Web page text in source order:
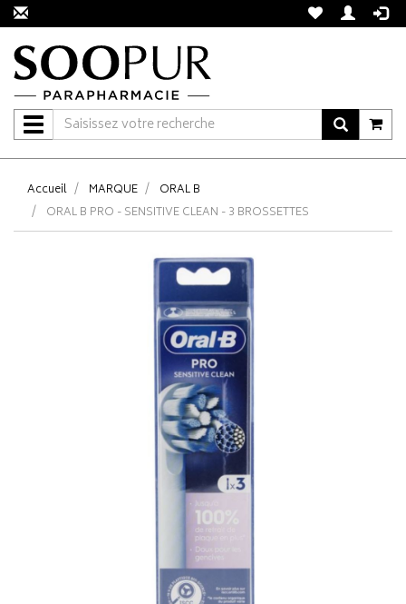
Navigation
Accueil MARQUE
ORAL B
ORAL B PRO - SENSITIVE CLEAN - 3 BROSSETTES